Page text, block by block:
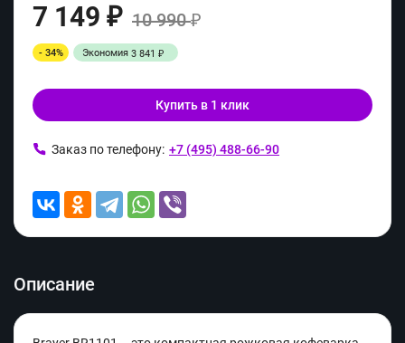
7 149 ₽ 10 990₽
- 34% Экономия 3 841 ₽
Купить в 1 клик
Заказ по телефону: +7 (495) 488-66-90
Описание